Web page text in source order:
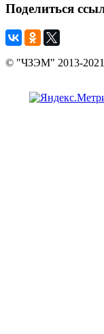
Поделиться
© "ЧЗЭМ" 2013-2021